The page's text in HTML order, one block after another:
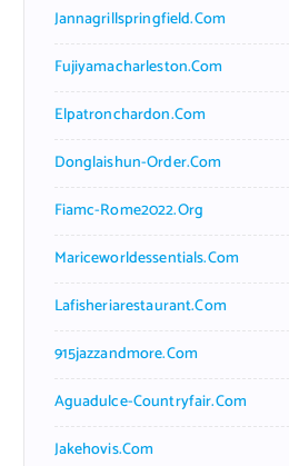
Jannagrillspringfield.com
Fujiyamacharleston.com
Elpatronchardon.com
Donglaishun-Order.com
Fiamc-Rome2022.org
Mariceworldessentials.com
Lafisheriarestaurant.com
915jazzandmore.com
Aguadulce-Countryfair.com
Jakehovis.com